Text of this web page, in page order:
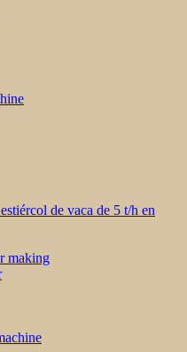
de vaca de 5 t/h en
making